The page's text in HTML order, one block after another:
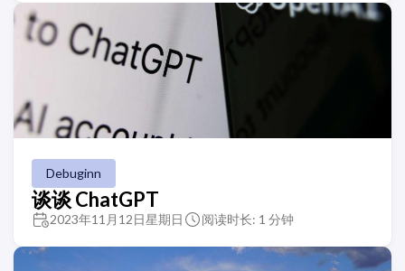
Debuginn
谈谈 ChatGPT
2023年11月12日星期日 阅读时长: 1 分钟